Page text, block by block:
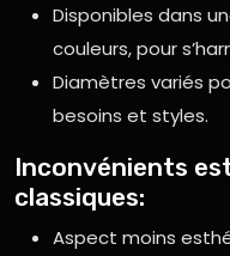
Disponibles dans
couleurs, pour
Diamètres variés
besoins et styles.
Inconvénients
classiques:
Aspect moins